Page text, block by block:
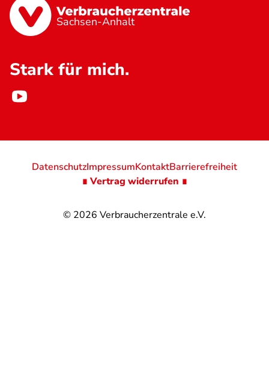
Sachsen-Anhalt
Stark für mich.
© 2026 Verbraucherzentrale e.V.
DatenschutzImpressumKontaktBarrierefreiheit
∎ Vertrag widerrufen ∎